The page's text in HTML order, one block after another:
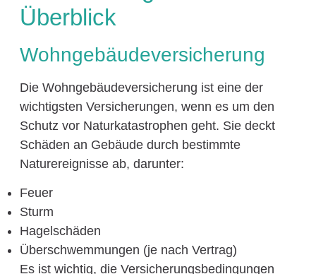
Überblick
Wohngebäudeversicherung
Die Wohngebäudeversicherung ist eine der
wichtigsten Versicherungen, wenn es um den
Schutz vor Naturkatastrophen geht. Sie deckt
Schäden an Gebäude durch bestimmte
Naturereignisse ab, darunter:
Feuer
Sturm
Hagelschäden
Überschwemmungen (je nach Vertrag)
Es ist wichtig, die Versicherungsbedingungen